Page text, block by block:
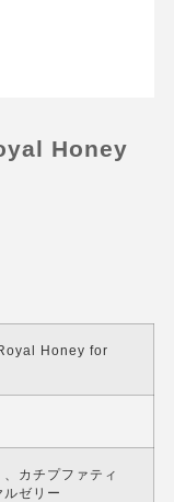
Honey
Honey for
カチプファティ
ゼリー